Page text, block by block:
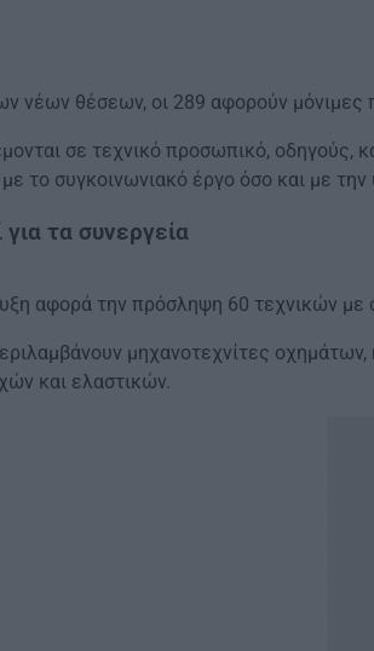
νέων θέσεων, οι 289 αφορούν μόνιμες
σε τεχνικό προσωπικό, οδηγούς,
το συγκοινωνιακό έργο όσο και με
για τα συνεργεία
αφορά την πρόσληψη 60 τεχνικών με
μηχανοτεχνίτες
και ελαστικών.